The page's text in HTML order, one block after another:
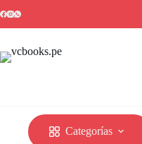
Categorías